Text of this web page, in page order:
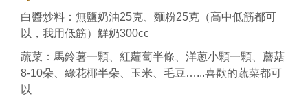
白醬炒料：無鹽奶油25克、麵粉25克（高中低筋都可
以，我用低筋）鮮奶300cc
蔬菜：馬鈴薯一顆、紅蘿蔔半條、洋蔥小顆一顆、蘑菇
8-10朵、綠花椰半朵、玉米、毛豆…...喜歡的蔬菜都可
以